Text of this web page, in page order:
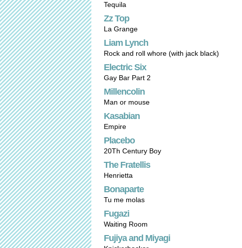
Tequila
Zz Top
La Grange
Liam Lynch
Rock and roll whore (with jack black)
Electric Six
Gay Bar Part 2
Millencolin
Man or mouse
Kasabian
Empire
Placebo
20Th Century Boy
The Fratellis
Henrietta
Bonaparte
Tu me molas
Fugazi
Waiting Room
Fujiya and Miyagi